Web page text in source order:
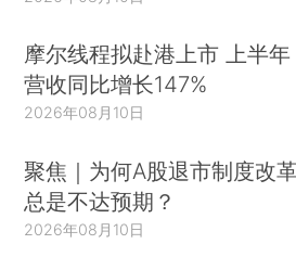
摩尔线程拟赴港上市 上半年
营收同比增长147%
2026年08月10日
聚焦｜为何A股退市制度改革
总是不达预期？
2026年08月10日